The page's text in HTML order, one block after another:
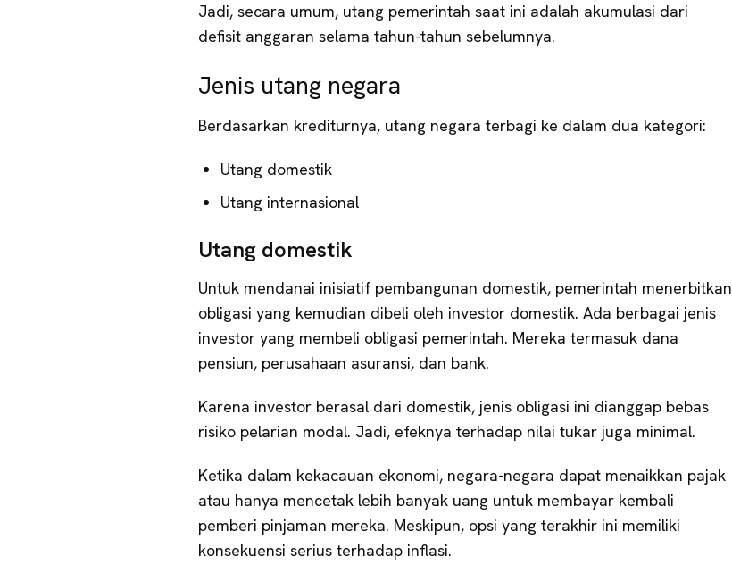
Jadi, secara umum, utang pemerintah saat ini adalah akumulasi dari
defisit anggaran selama tahun-tahun sebelumnya.
Jenis utang negara
Berdasarkan krediturnya, utang negara terbagi ke dalam dua kategori:
Utang domestik
Utang internasional
Utang domestik
Untuk mendanai inisiatif pembangunan domestik, pemerintah menerbitkan
obligasi yang kemudian dibeli oleh investor domestik. Ada berbagai jenis
investor yang membeli obligasi pemerintah. Mereka termasuk dana
pensiun, perusahaan asuransi, dan bank.
Karena investor berasal dari domestik, jenis obligasi ini dianggap bebas
risiko pelarian modal. Jadi, efeknya terhadap nilai tukar juga minimal.
Ketika dalam kekacauan ekonomi, negara-negara dapat menaikkan pajak
atau hanya mencetak lebih banyak uang untuk membayar kembali
pemberi pinjaman mereka. Meskipun, opsi yang terakhir ini memiliki
konsekuensi serius terhadap inflasi.